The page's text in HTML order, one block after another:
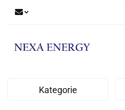
Kategorie